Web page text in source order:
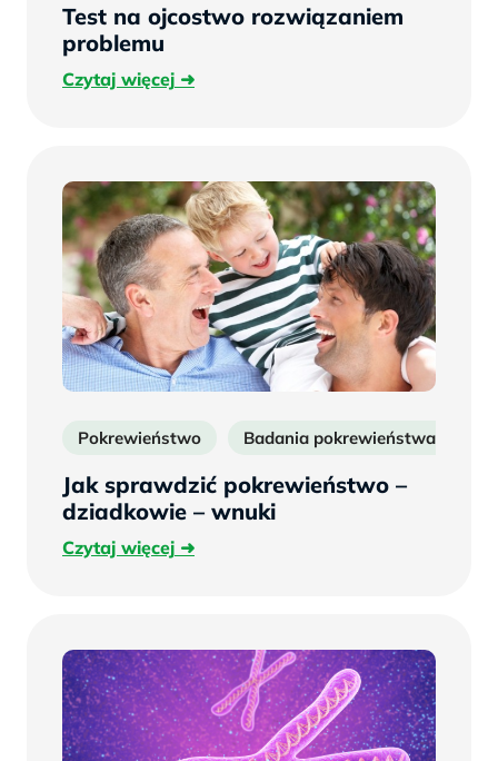
Test na ojcostwo rozwiązaniem
problemu
Czytaj więcejCzytaj
Pokrewieństwo Badania pokrewieństwa
Jak sprawdzić pokrewieństwo –
dziadkowie – wnuki
Czytaj więcejCzytaj